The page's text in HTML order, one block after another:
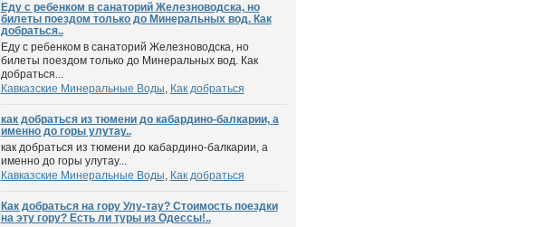
Еду с ребенком в санаторий Железноводска, но
билеты поездом только до Минеральных вод. Как
добраться..
Еду с ребенком в санаторий Железноводска, но
билеты поездом только до Минеральных вод. Как
добраться...
Кавказские Минеральные Воды, Как добраться
как добраться из тюмени до кабардино-балкарии, а
именно до горы улутау..
как добраться из тюмени до кабардино-балкарии, а
именно до горы улутау...
Кавказские Минеральные Воды, Как добраться
Как добраться на гору Улу-тау? Стоимость поездки
на эту гору? Есть ли туры из Одессы!..